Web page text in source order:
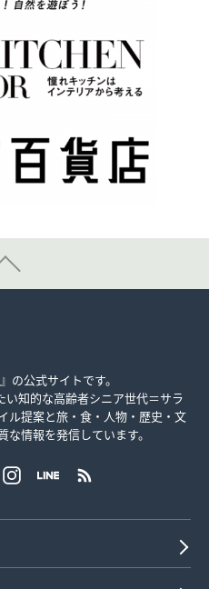
の公式サイトです。
い知的な高齢者シニア世代＝サラ
ル提案と旅・食・人物・歴史・文
情報を発信しています。